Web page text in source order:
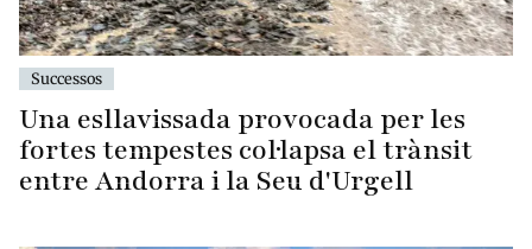
Successos
Una esllavissada provocada per les
fortes tempestes col·lapsa el trànsit
entre Andorra i la Seu d'Urgell